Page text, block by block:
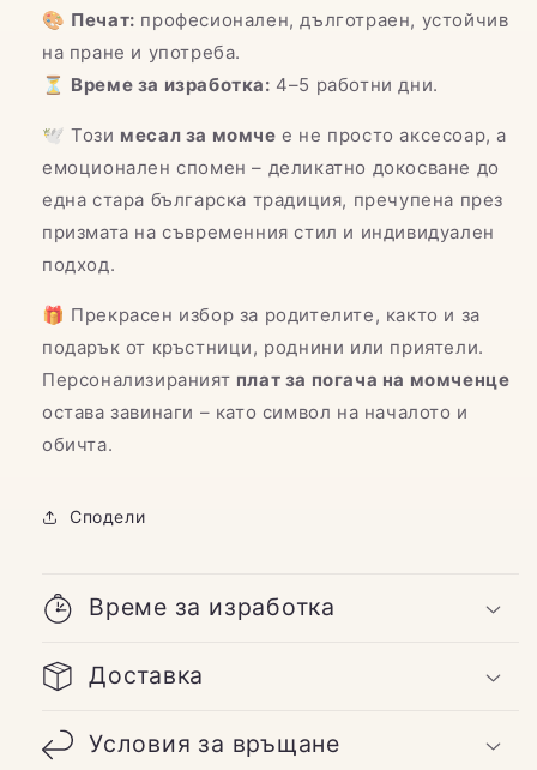
🎨 Печат: професионален, дълготраен, устойчив
на пране и употреба.
⏳ Време за изработка: 4–5 работни дни.
🕊️ Този месал за момче е не просто аксесоар, а
емоционален спомен – деликатно докосване до
една стара българска традиция, пречупена през
призмата на съвременния стил и индивидуален
подход.
🎁 Прекрасен избор за родителите, както и за
подарък от кръстници, роднини или приятели.
Персонализираният плат за погача на момченце
остава завинаги – като символ на началото и
обичта.
Сподели
Време за изработка
Доставка
Условия за връщане